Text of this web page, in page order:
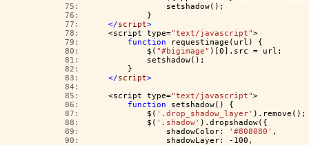
  75:
                setshadow();
  76:
            }
  77:
</script>
  78:
    <script type=
"text/javascript">
  79:
function requestimage(url) {
  80:
            $(
"#bigimage" )[0].src = url;
  81:
            setshadow();
  82:
        }
  83:
</script>
  84:
  85:
    <script type=
"text/javascript">
  86:
function setshadow() {
  87:
            $(
'.drop_shadow_layer' ).remove();
  88:
            $(
'.shadow' ).dropshadow({
  89:
                shadowColor:
'#808080' ,
  90:
                shadowLayer: -100,